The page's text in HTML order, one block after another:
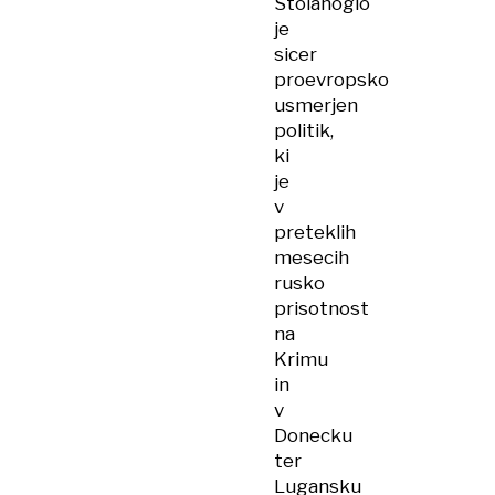
je
sicer
proevropsko
usmerjen
politik,
ki
je
v
preteklih
mesecih
rusko
prisotnost
na
Krimu
in
v
Donecku
ter
Lugansku